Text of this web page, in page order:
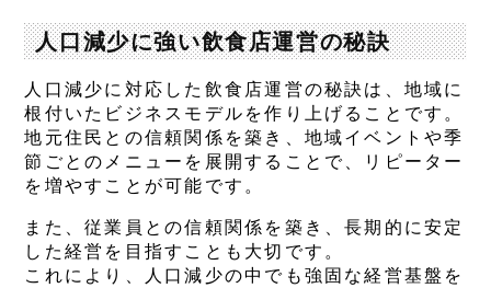
人口減少に強い飲食店運営の秘訣
人口減少に対応した飲食店運営の秘訣は、地域に
根付いたビジネスモデルを作り上げることです。
地元住民との信頼関係を築き、地域イベントや季
節ごとのメニューを展開することで、リピーター
を増やすことが可能です。
また、従業員との信頼関係を築き、長期的に安定
した経営を目指すことも大切です。
これにより、人口減少の中でも強固な経営基盤を